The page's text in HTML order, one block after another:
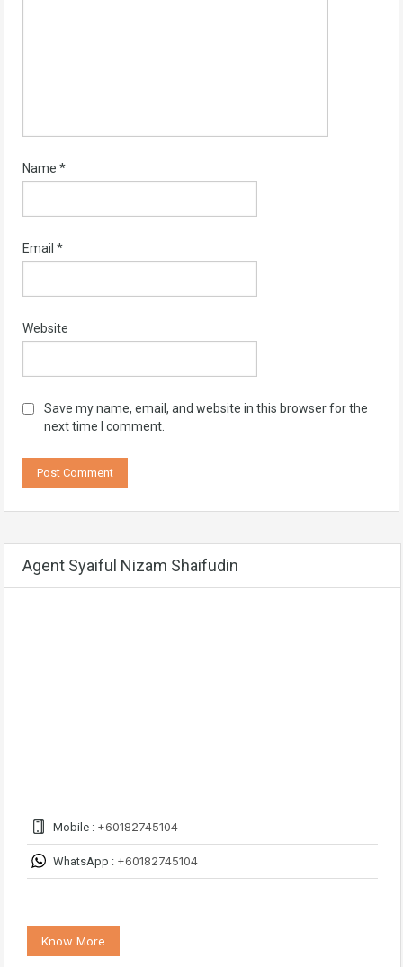
Name *
Email *
Website
Save my name, email, and website in this browser for the
next time I comment.
Agent Syaiful Nizam Shaifudin
Mobile : +60182745104
WhatsApp : +60182745104
Know More